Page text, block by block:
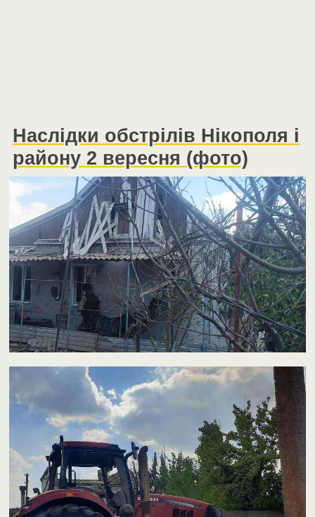
Наслідки обстрілів Нікополя і
району 2 вересня (фото)